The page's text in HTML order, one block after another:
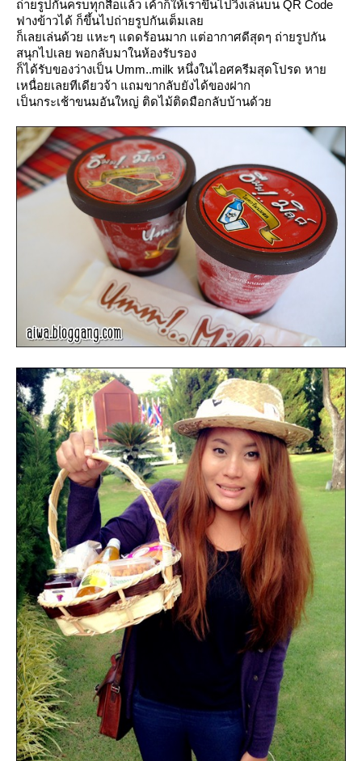
ถ่ายรูปกันครบทุกสื่อแล้ว เค้าก็ให้เราขึ้นไปวิ่งเล่นบน QR Code
ฟางข้าวได้ ก็ขึ้นไปถ่ายรูปกันเต็มเล
ก็เลยเล่นด้วย แหะๆ แดดร้อนมาก แต่อากาศดีสุดๆ ถ่ายรูปกัน
สนุกไปเลย พอกลับมาในห้องรับรอง
ก็ได้รับของว่างเป็น Umm..milk หนึ่งในไอศครีมสุดโปรด หา
เหนื่อยเลยทีเดียวจ้า แถมขากลับยังได้ของฝาก
เป็นกระเช้าขนมอันใหญ่ ติดไม้ติดมือกลับบ้านด้ว